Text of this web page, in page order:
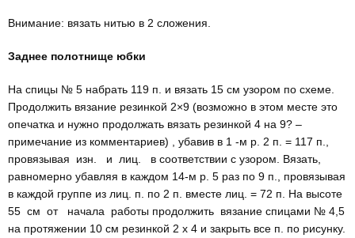
Внимание: вязать нитью в 2 сло­жения.
Заднее полотнище юбки
На спицы № 5 набрать 119 п. и вязать 15 см узором по схеме.
Продолжить вязание резинкой 2×9 (возможно в этом месте это
опечатка и нужно продолжать вязать резинкой 4 на 9? –
примечание из комментариев) , убавив в 1 -м р. 2 п. = 117 п.,
провязывая изн. и лиц. в соответствии с узором. Вязать,
равномерно убавляя в каждом 14-м р. 5 раз по 9 п., провязывая
в каждой группе из лиц. п. по 2 п. вместе лиц. = 72 п. На высоте
55 см от начала работы продолжить вязание спицами № 4,5
на протяжении 10 см резинкой 2 х 4 и закрыть все п. по рисунку.